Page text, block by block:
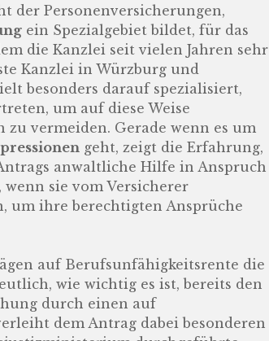
der Personenversicherungen,
ein Spezialgebiet bildet, für das
die Kanzlei seit vielen Jahren sehr
Kanzlei in Würzburg und
besonders darauf spezialisiert,
um auf diese Weise
vermeiden. Gerade wenn es um
geht, zeigt die Erfahrung,
anwaltliche Hilfe in Anspruch
sie vom Versicherer
um ihre berechtigten Ansprüche
auf Berufsunfähigkeitsrente die
wie wichtig es ist, bereits den
durch einen auf
dem Antrag dabei besonderen